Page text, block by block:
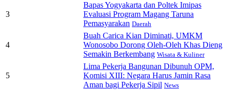
3
Bapas Yogyakarta dan Poltek Imipas
Evaluasi Program Magang Taruna
Pemasyarakan Daerah
4
Buah Carica Kian Diminati, UMKM
Wonosobo Dorong Oleh-Oleh Khas Dieng
Semakin Berkembang Wisata & Kuliner
5
Lima Pekerja Bangunan Dibunuh OPM,
Komisi XIII: Negara Harus Jamin Rasa
Aman bagi Pekerja Sipil News